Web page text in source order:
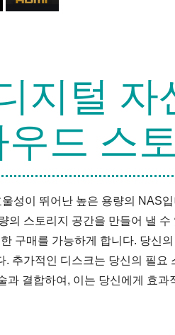
지털 자
드 스
성이 뛰어난 높은 용량의 NAS
스토리지 공간을 만들어 낼
구매를 가능하게 합니다. 당신
추가적인 디스크는 당신의 필요
결합하여, 이는 당신에게 효